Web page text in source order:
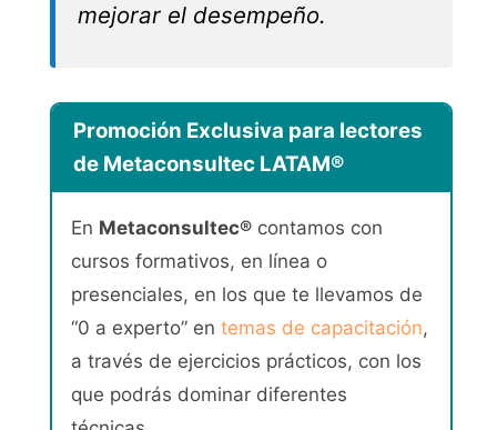
mejorar el desempeño.
Promoción Exclusiva para lectores
de Metaconsultec LATAM®
En Metaconsultec® contamos con
cursos formativos, en línea o
presenciales, en los que te llevamos de
“0 a experto” en temas de capacitación,
a través de ejercicios prácticos, con los
que podrás dominar diferentes